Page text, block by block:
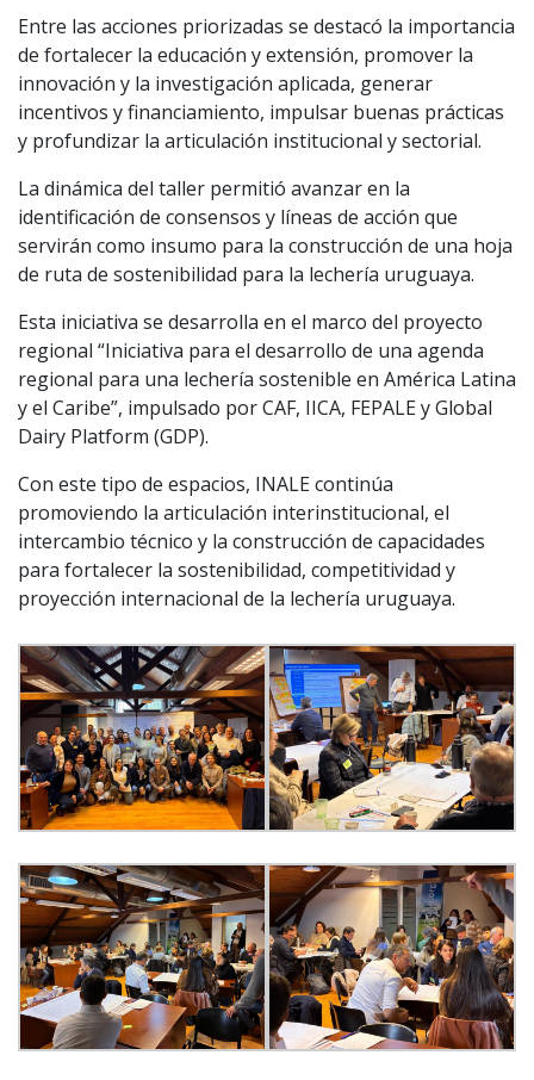
Entre las acciones priorizadas se destacó la importancia
de fortalecer la educación y extensión, promover la
innovación y la investigación aplicada, generar
incentivos y financiamiento, impulsar buenas prácticas
y profundizar la articulación institucional y sectorial.
La dinámica del taller permitió avanzar en la
identificación de consensos y líneas de acción que
servirán como insumo para la construcción de una hoja
de ruta de sostenibilidad para la lechería uruguaya.
Esta iniciativa se desarrolla en el marco del proyecto
regional “Iniciativa para el desarrollo de una agenda
regional para una lechería sostenible en América Latina
y el Caribe”, impulsado por CAF, IICA, FEPALE y Global
Dairy Platform (GDP).
Con este tipo de espacios, INALE continúa
promoviendo la articulación interinstitucional, el
intercambio técnico y la construcción de capacidades
para fortalecer la sostenibilidad, competitividad y
proyección internacional de la lechería uruguaya.